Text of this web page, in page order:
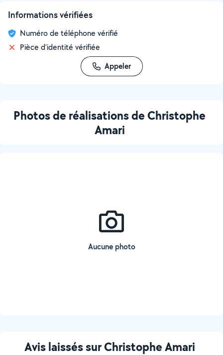
Informations vérifiées
Numéro de téléphone vérifié
Pièce d'identité vérifiée
Appeler
Photos de réalisations de Christophe
Amari
Aucune photo
Avis laissés sur Christophe Amari